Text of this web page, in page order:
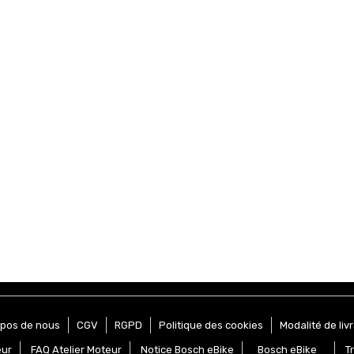
de nous CGV RGPD Politique des cookies Modalité de
FAQ Atelier Moteur Notice Bosch eBike Bosch eBike